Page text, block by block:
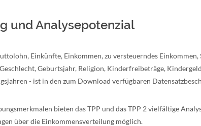
und Analysepotenzial
Einkünfte, Einkommen, zu versteuerndes
Geburtsjahr, Religion, Kinderfreibeträge,
- ist in den zum Download verfügbaren
bieten das TPP und das TPP 2 vielfältige
über die Einkommensverteilung möglich.